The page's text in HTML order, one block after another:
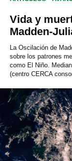
Vida y
Madden-
La Oscilación de
sobre los patrones
como El Niño.
(centro CERCA